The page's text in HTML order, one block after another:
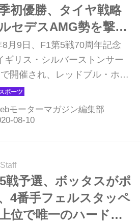
に破った意味は大きく、今後チ
オンシップ争いがホットになる
もある。なぜレッドブル・ホン
バーストンで勝てたのか、ど
して勝機を見いだしたのかを
てみよう。
初優勝、タイヤ戦略
セデスAMG勢を撃
モータースポーツ】
8月9日、F1第5戦70周年記念
ギリス・シルバーストンサー
開催され、レッドブル・ホン
クス・フェルスタッペンが今
を飾った。2位にはメルセデ
のルイス・ハミルトン、3位に
ファタウリ・ホンダはダニー
アトが10位、ピエール・ガス
11位だった。
モーターマガジン編集部
戦予選、ボッタスがポ
4番手フェルスタッペ
位で唯一のハードタ